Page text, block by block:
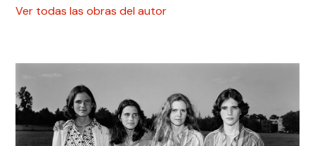
Ver todas las obras del autor